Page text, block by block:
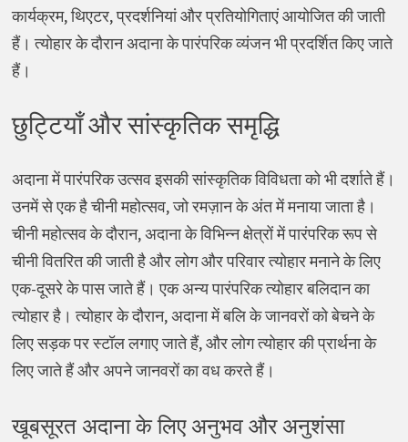
कार्यक्रम, थिएटर, प्रदर्शनियां और प्रतियोगिताएं आयोजित की जाती
हैं। त्योहार के दौरान अदाना के पारंपरिक व्यंजन भी प्रदर्शित किए जाते
हैं।
छुट्टियाँ और सांस्कृतिक समृद्धि
अदाना में पारंपरिक उत्सव इसकी सांस्कृतिक विविधता को भी दर्शाते हैं।
उनमें से एक है चीनी महोत्सव, जो रमज़ान के अंत में मनाया जाता है।
चीनी महोत्सव के दौरान, अदाना के विभिन्न क्षेत्रों में पारंपरिक रूप से
चीनी वितरित की जाती है और लोग और परिवार त्योहार मनाने के लिए
एक-दूसरे के पास जाते हैं। एक अन्य पारंपरिक त्योहार बलिदान का
त्योहार है। त्योहार के दौरान, अदाना में बलि के जानवरों को बेचने के
लिए सड़क पर स्टॉल लगाए जाते हैं, और लोग त्योहार की प्रार्थना के
लिए जाते हैं और अपने जानवरों का वध करते हैं।
खूबसूरत अदाना के लिए अनुभव और अनुशंसा